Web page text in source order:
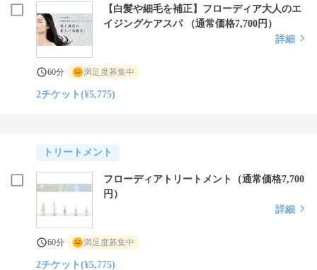
【白髪や細毛を補正】フローディア大人のエ
イジングケアスパ （通常価格7,700円）
詳細
60分 満足度募集中
2チケット(¥5,775)
トリートメント
フローディアトリートメント（通常価格7,700
円）
詳細
60分 満足度募集中
2チケット(¥5,775)